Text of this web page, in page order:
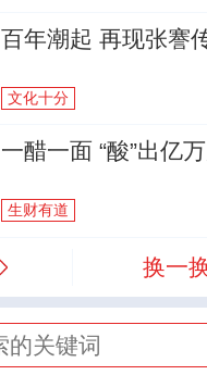
百年潮起 再现张謇
文化十分
一醋一面 “酸”出亿
生财有道
换一